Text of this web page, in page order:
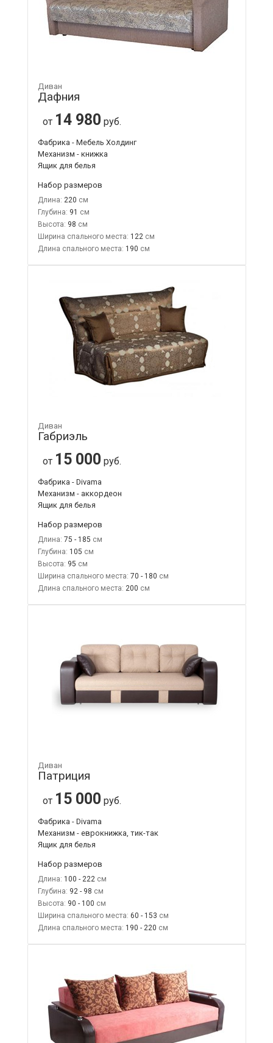
Диван
Дафния
от 14 980 руб.
Фабрика - Мебель Холдинг
Механизм - книжка
Ящик для белья
Набор размеров
Длина: 220
Глубина: 91
Высота: 98
Ширина спального места: 122
Длина спального места: 190
Диван
Габриэль
от 15 000 руб.
Фабрика - Divama
Механизм - аккордеон
Ящик для белья
Набор размеров
Длина: 75 - 185
Глубина: 105
Высота: 95
Ширина спального места: 70 - 180
Длина спального места: 200
Диван
Патриция
от 15 000 руб.
Фабрика - Divama
Механизм - еврокнижка, тик-так
Ящик для белья
Набор размеров
Длина: 100 - 222
Глубина: 92 - 98
Высота: 90 - 100
Ширина спального места: 60 - 153
Длина спального места: 190 - 220